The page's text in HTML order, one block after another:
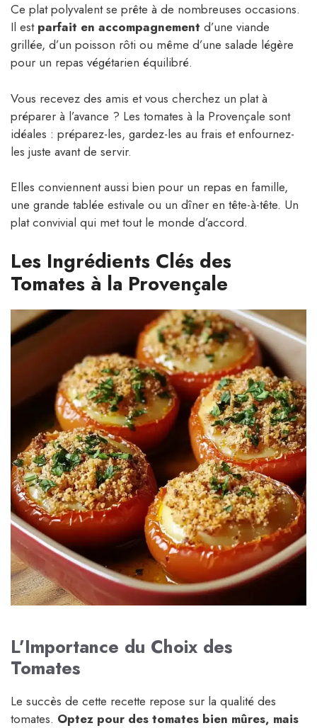
Ce plat polyvalent se prête à de nombreuses occasions.
Il est parfait en accompagnement d’une viande
grillée, d’un poisson rôti ou même d’une salade légère
pour un repas végétarien équilibré.
Vous recevez des amis et vous cherchez un plat à
préparer à l’avance ? Les tomates à la Provençale sont
idéales : préparez-les, gardez-les au frais et enfournez-
les juste avant de servir.
Elles conviennent aussi bien pour un repas en famille,
une grande tablée estivale ou un dîner en tête-à-tête. Un
plat convivial qui met tout le monde d’accord.
Les Ingrédients Clés des
Tomates à la Provençale
L’Importance du Choix des
Tomates
Le succès de cette recette repose sur la qualité des
tomates. Optez pour des tomates bien mûres, mais